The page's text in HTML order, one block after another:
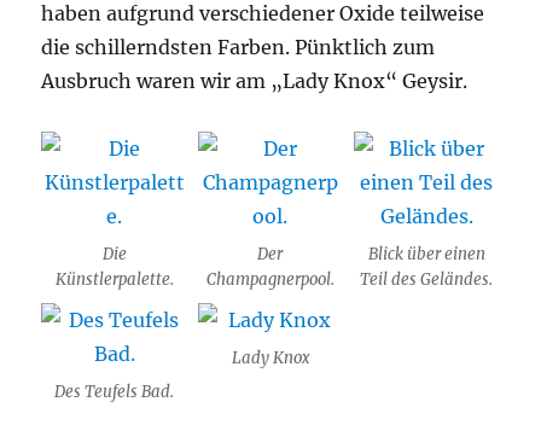
haben aufgrund verschiedener Oxide teilweise
die schillerndsten Farben. Pünktlich zum
Ausbruch waren wir am „Lady Knox“ Geysir.
Die
Künstlerpalette.
Der
Champagnerpool.
Blick über einen
Teil des Geländes.
Des Teufels Bad.
Lady Knox